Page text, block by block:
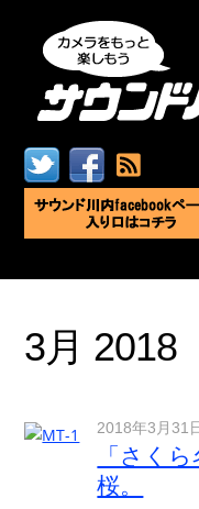
3月 2018
2018年3月31
「さく
桜。